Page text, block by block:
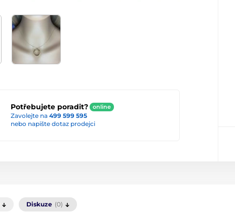
Potřebujete poradit? online
Zavolejte na 499 599 595
nebo napište dotaz prodejci
Diskuze (0)